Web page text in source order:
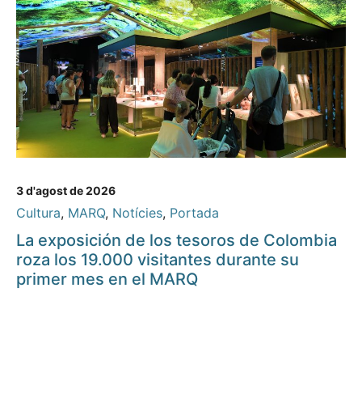
3 d'agost de 2026
Cultura, MARQ, Notícies, Portada
La exposición de los tesoros de Colombia
roza los 19.000 visitantes durante su
primer mes en el MARQ